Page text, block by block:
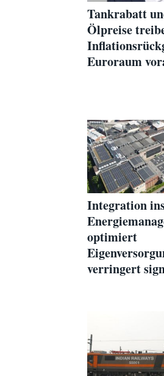
Tankrabatt
Ölpreise
Euroraum
Integration
optimiert
verringert